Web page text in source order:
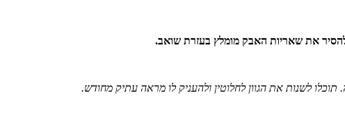
את שאריות האבק מומלץ בעזרת שואב.
לשנות את הגוון לחלוטין ולהעניק לו מראה עתיק מחודש.